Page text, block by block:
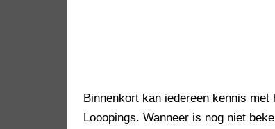
Binnenkort kan iedereen kennis
Looopings. Wanneer is nog niet